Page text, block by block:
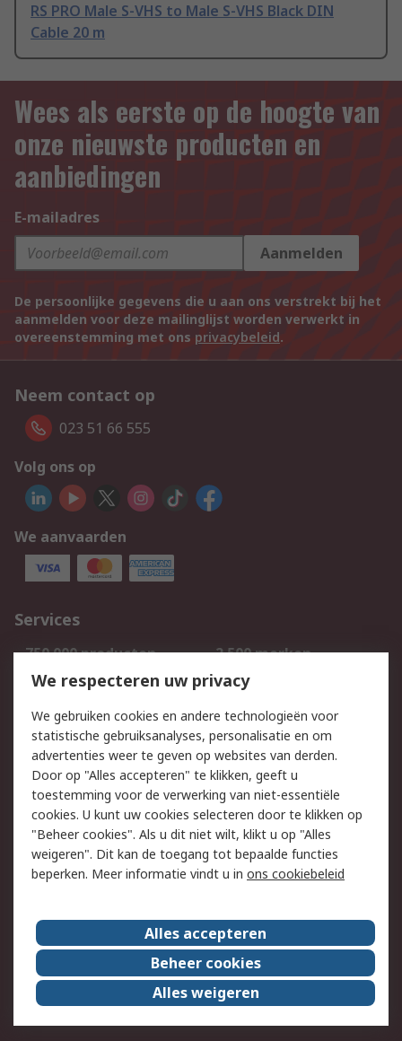
RS PRO Male S-VHS to Male S-VHS Black DIN
Cable 20 m
Wees als eerste op de hoogte van
onze nieuwste producten en
aanbiedingen
E-mailadres
Aanmelden
De persoonlijke gegevens die u aan ons verstrekt bij het
aanmelden voor deze mailinglijst worden verwerkt in
overeenstemming met ons privacybeleid.
Neem contact op
023 51 66 555
Volg ons op
We aanvaarden
Services
750.000 producten
2.500 merken
Bestellen
Inkoopoplossingen
Track & Trace
Wettelijk
Cookiebeleid
Email veiligheid
Privacybeleid
Websitevoorwaarden
Algemene
verkoopvoorwaarden
Over RS
RS Group
Over ons
RS wereldwijd
Werken bij RS
ESG
We respecteren uw privacy
We gebruiken cookies en andere technologieën voor
statistische gebruiksanalyses, personalisatie en om
advertenties weer te geven op websites van derden.
Door op "Alles accepteren" te klikken, geeft u
toestemming voor de verwerking van niet-essentiële
cookies. U kunt uw cookies selecteren door te klikken op
"Beheer cookies". Als u dit niet wilt, klikt u op "Alles
weigeren". Dit kan de toegang tot bepaalde functies
beperken. Meer informatie vindt u in ons cookiebeleid
Alles accepteren
Beheer cookies
Alles weigeren